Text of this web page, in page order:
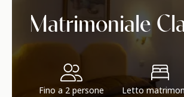
Matrimoniale
Fino a 2 persone Letto